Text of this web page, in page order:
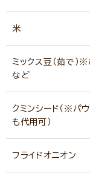
米
ミックス豆（茹で）
など
クミンシード（※パ
も代用可）
フライドオニオン